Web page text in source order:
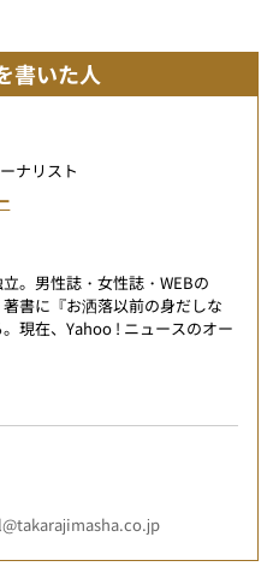
書いた人
ナリスト
。男性誌・女性誌・WEBの
書に『お洒落以前の身だしな
現在、Yahoo ! ニュースのオー